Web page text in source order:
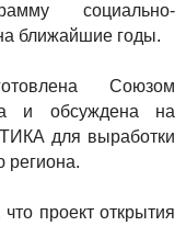
социально-
ближайшие годы.
Союзом
и обсуждена на
ТИКА для выработки
региона.
проект открытия